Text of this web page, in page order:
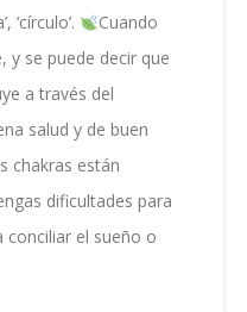
‘círculo’.
Cuando
y se puede decir que
a través del
salud y de buen
chakras están
dificultades para
el sueño o